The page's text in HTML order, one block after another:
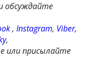
обсуждайте
,Instagram, Viber,
,
или присылайте